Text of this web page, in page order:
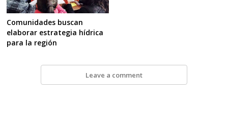
Comunidades buscan
elaborar estrategia hídrica
para la región
Leave a comment